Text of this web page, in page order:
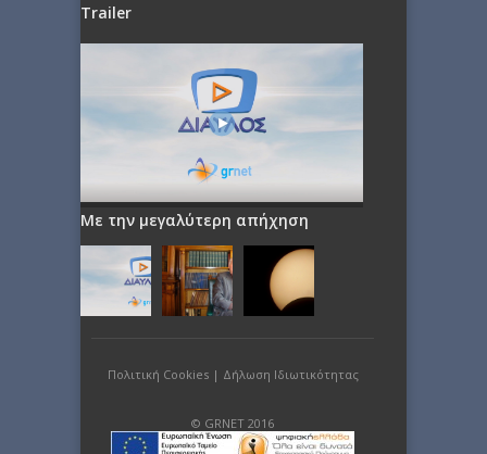
Trailer
Με την μεγαλύτερη απήχηση
Πολιτική Cookies| Δήλωση Ιδιωτικότητας
© GRNET 2016